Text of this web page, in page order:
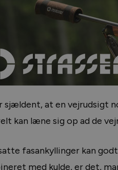
sjældent, at en vejrudsigt
kan læne sig op ad de
fasankyllinger kan
med kulde, er det,